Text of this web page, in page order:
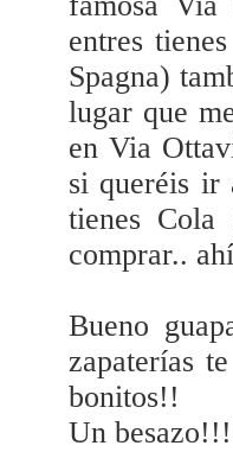
entres
Spagna)
lugar que
en Via
si queréis ir
tienes Cola
comprar..
Bueno
zapaterías
bonitos!!
Un besazo!!!